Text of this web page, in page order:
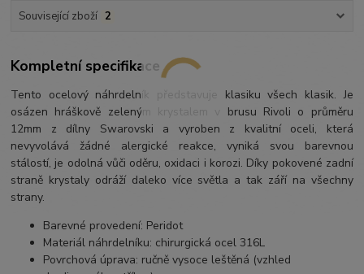
Související zboží 2
Kompletní specifikace
Tento ocelový náhrdelník představuje klasiku všech klasik. Je
osázen hráškově zeleným krystalem v brusu Rivoli o průměru
12mm z dílny Swarovski a vyroben z kvalitní oceli, která
nevyvolává žádné alergické reakce, vyniká svou barevnou
stálostí, je odolná vůči oděru, oxidaci i korozi. Díky pokovené zadní
straně krystaly odráží daleko více světla a tak září na všechny
strany.
Barevné provedení: Peridot
Materiál náhrdelníku: chirurgická ocel 316L
Povrchová úprava: ručně vysoce leštěná (vzhled